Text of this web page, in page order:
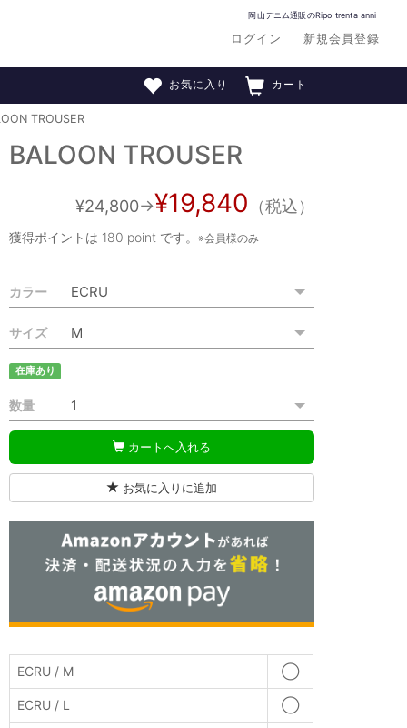
岡山デニム通販のRipo trenta anni
ログイン 新規会員登録
カート
お気に入り
TROUSER
BALOON TROUSER
¥24,800→¥19,840 （税込）
獲得ポイントは 180 point です。※会員様のみ
カラー
サイズ
在庫あり
数量
カートへ入れる
お気に入りに追加
ECRU / M ◯
ECRU / L ◯